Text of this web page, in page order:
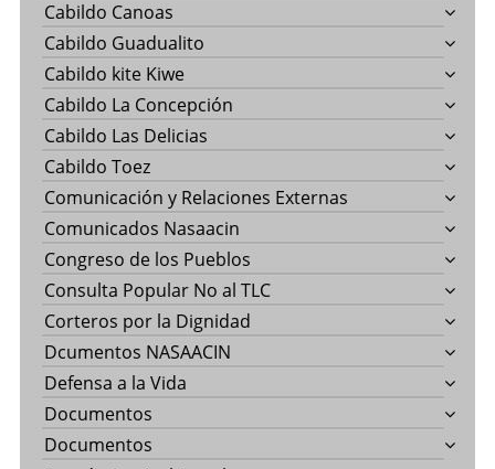
Cabildo Canoas
Cabildo Guadualito
Cabildo kite Kiwe
Cabildo La Concepción
Cabildo Las Delicias
Cabildo Toez
Comunicación y Relaciones Externas
Comunicados Nasaacin
Congreso de los Pueblos
Consulta Popular No al TLC
Corteros por la Dignidad
Dcumentos NASAACIN
Defensa a la Vida
Documentos
Documentos